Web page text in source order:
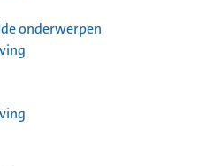
onderwerpen